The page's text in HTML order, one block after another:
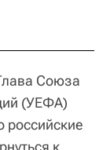
Союза
(УЕФА)
российские
к